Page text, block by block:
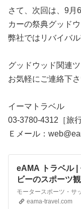
さて、次回は、9月
カーの祭典グッド
弊社ではリバイバ
グッドウッド関連
お気軽にご連絡下さ
イーマトラベル
03-3780-4312［旅
Ｅメール：
eAMA トラベル |
ビーのスポーツ
eama-travel.com